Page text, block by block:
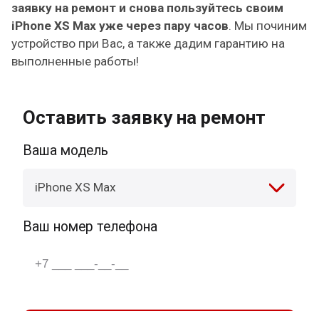
заявку на ремонт и снова пользуйтесь своим
iPhone XS Max уже через пару часов. Мы починим
устройство при Вас, а также дадим гарантию на
выполненные работы!
Оставить заявку на ремонт
Ваша модель
iPhone XS Max
Ваш номер телефона